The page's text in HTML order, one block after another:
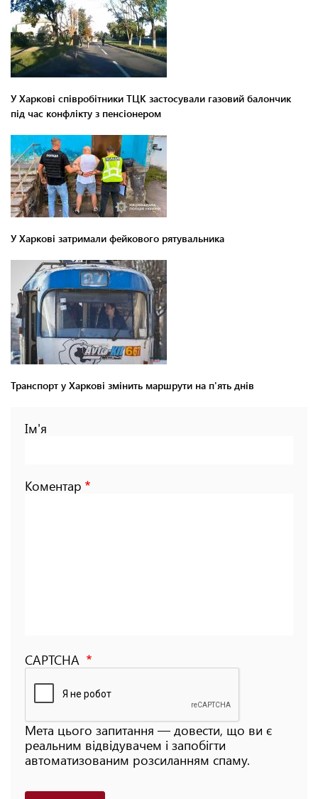
У Харкові співробітники ТЦК застосували газовий балончик
під час конфлікту з пенсіонером
У Харкові затримали фейкового рятувальника
Транспорт у Харкові змінить маршрути на п'ять днів
Ім'я
Коментар
CAPTCHA
Мета цього запитання — довести, що ви є
реальним відвідувачем і запобігти
автоматизованим розсиланням спаму.